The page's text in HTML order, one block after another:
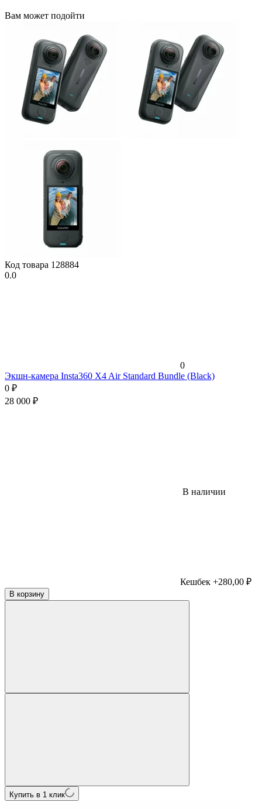
Вам может подойти
Код товара 128884
0.0
0
Экшн-камера Insta360 X4 Air Standard Bundle (Black)
0 ₽
28 000 ₽
В наличии
Кешбек +280,00 ₽
В корзину
Купить в 1 клик